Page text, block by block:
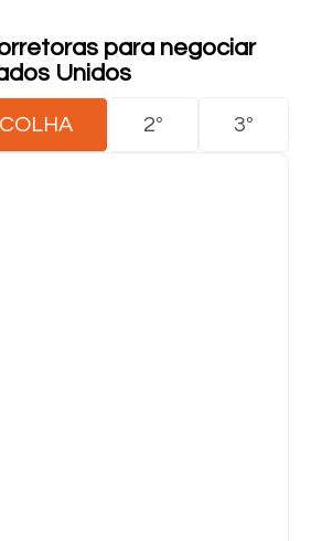
para negociar
Unidos
2º 3º